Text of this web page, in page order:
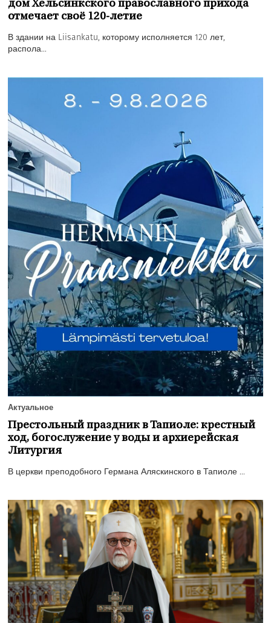
дом Хельсинкского православного прихода
отмечает своё 120-летие
В здании на Liisankatu, которому исполняется 120 лет,
распола...
Актуальное
Престольный праздник в Тапиоле: крестный
ход, богослужение у воды и архиерейская
Литургия
В церкви преподобного Германа Аляскинского в Тапиоле ...